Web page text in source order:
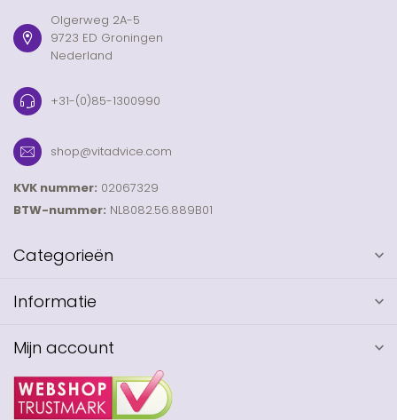
Olgerweg 2A-5
9723 ED Groningen
Nederland
+31-(0)85-1300990
shop@vitadvice.com
KVK nummer: 02067329
BTW-nummer: NL8082.56.889B01
Categorieën
Informatie
Mijn account